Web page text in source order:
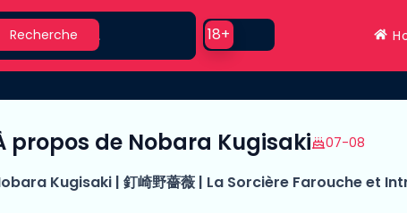
Recherche
Use setting
18+
propos de Nobara Kugisaki 07-08
Kugisaki | 釘崎野薔薇 | La Sorcière Farouche et